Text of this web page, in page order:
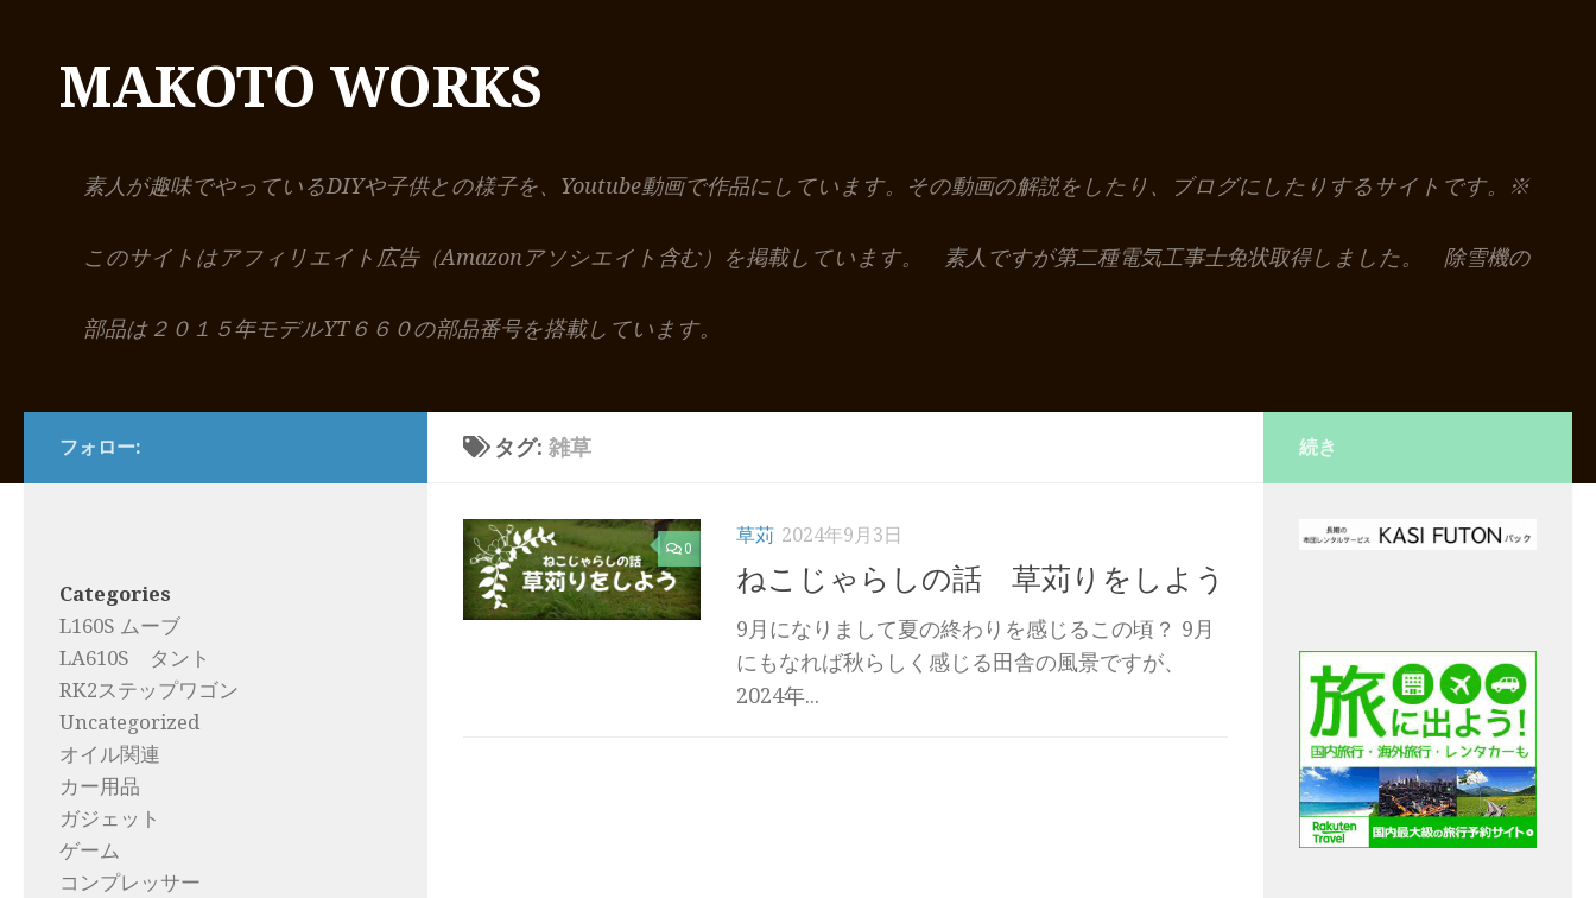
MAKOTO WORKS
素人が趣味でやっているDIYや子供との様子を、Youtube動画で作品にしています。その動画の解説をしたり、ブログにしたりするサイトです。※
このサイトはアフィリエイト広告（Amazonアソシエイト含む）を掲載しています。 素人ですが第二種電気工事士免状取得しました。 除雪機の
部品は２０１５年モデルYT６６０の部品番号を搭載しています。
タグ:雑草
0
草苅 2024年9月3日
ねこじゃらしの話 草苅りをしよう
9月になりまして夏の終わりを感じるこの頃？ 9月
にもなれば秋らしく感じる田舎の風景ですが、
2024年...
フォロー:
Categories
L160S ムーブ
LA610S タント
RK2ステップワゴン
Uncategorized
オイル関連
カー用品
ガジェット
ゲーム
コンプレッサー
続き